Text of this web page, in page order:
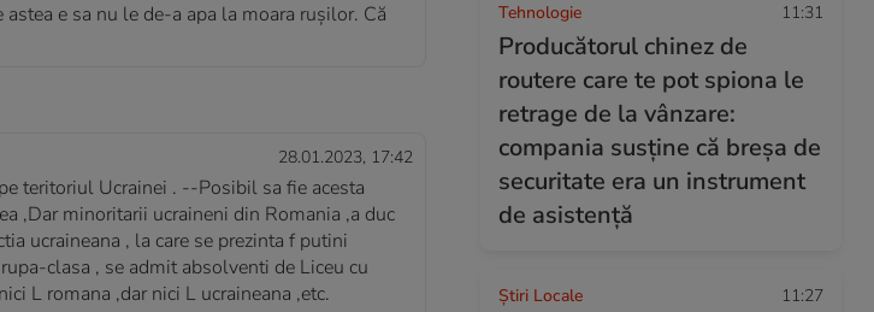
e sa nu le de-a apa la moara rușilor. Că
28.01.2023, 17:42
teritoriul Ucrainei . --Posibil sa fie acesta
,Dar minoritarii ucraineni din Romania ,a duc
ucraineana , la care se prezinta f putini
clasa , se admit absolventi de Liceu cu
L romana ,dar nici L ucraineana ,etc.
Tehnologie 11:31
Producătorul chinez de
routere care te pot spiona le
retrage de la vânzare:
compania susține că breșa de
securitate era un instrument
de asistență
Știri Locale 11:27